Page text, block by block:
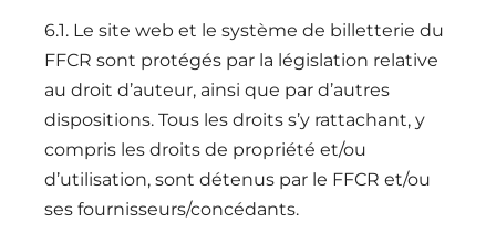
6.1. Le site web et le système de billetterie du
FFCR sont protégés par la législation relative
au droit d’auteur, ainsi que par d’autres
dispositions. Tous les droits s’y rattachant, y
compris les droits de propriété et/ou
d’utilisation, sont détenus par le FFCR et/ou
ses fournisseurs/concédants.